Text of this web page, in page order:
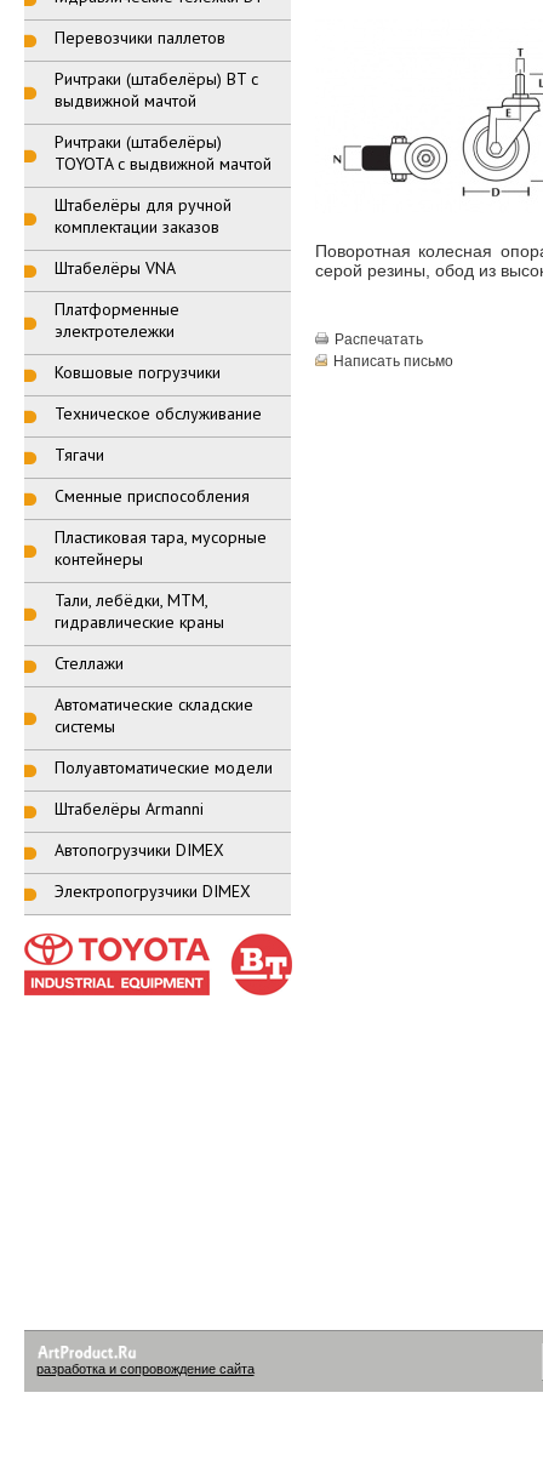
Перевозчики паллетов
Ричтраки (штабелёры) BT с
выдвижной мачтой
Ричтраки (штабелёры)
TOYOTA с выдвижной мачтой
Штабелёры для ручной
комплектации заказов
Штабелёры VNA
Платформенные
электротележки
Ковшовые погрузчики
Техническое обслуживание
Тягачи
Сменные приспособления
Пластиковая тара, мусорные
контейнеры
Тали, лебёдки, МТМ,
гидравлические краны
Стеллажи
Автоматические складские
системы
Полуавтоматические модели
Штабелёры Armanni
Автопогрузчики DIMEX
Электропогрузчики DIMEX
Поворотная колесная
серой резины, обод из
Распечатать
Написать письмо
разработка и сопровождение сайта